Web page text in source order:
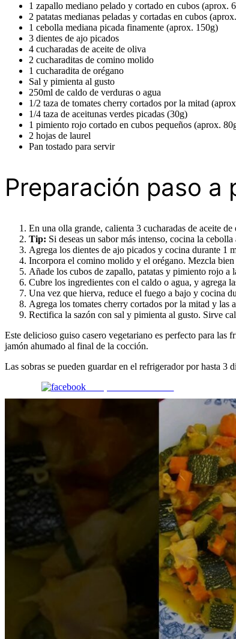
1 zapallo mediano pelado y cortado en cubos (aprox.
2 patatas medianas peladas y cortadas en cubos
1 cebolla mediana picada finamente (aprox. 150g)
3 dientes de ajo picados
4 cucharadas de aceite de oliva
2 cucharaditas de comino molido
1 cucharadita de orégano
Sal y pimienta al gusto
250ml de caldo de verduras o agua
1/2 taza de tomates cherry cortados por la mitad
1/4 taza de aceitunas verdes picadas (30g)
1 pimiento rojo cortado en cubos pequeños (aprox.
2 hojas de laurel
Pan tostado para servir
Preparación paso a
En una olla grande, calienta 3 cucharadas de aceite
Tip: Si deseas un sabor más intenso, cocina la
Agrega los dientes de ajo picados y cocina durante 1
Incorpora el comino molido y el orégano. Mezcla bien
Añade los cubos de zapallo, patatas y pimiento rojo a
Cubre los ingredientes con el caldo o agua, y agrega
Una vez que hierva, reduce el fuego a bajo y cocina
Agrega los tomates cherry cortados por la mitad y las
Rectifica la sazón con sal y pimienta al gusto. Sirve
Este delicioso guiso casero vegetariano es perfecto para las
jamón ahumado al final de la cocción.
Las sobras se pueden guardar en el refrigerador por hasta 3
Comparte en Facebook